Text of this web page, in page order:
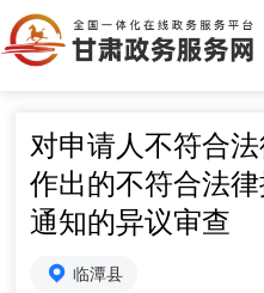
对申请人不符合
作出的不符合法
通知的异议审查
临潭县